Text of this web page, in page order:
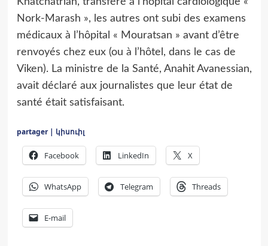
Nork-Marash », les autres ont subi des examens
médicaux à l’hôpital « Mouratsan » avant d’être
renvoyés chez eux (ou à l’hôtel, dans le cas de
Viken). La ministre de la Santé, Anahit Avanessian,
avait déclaré aux journalistes que leur état de
santé était satisfaisant.
partager | կիսուիլ
Facebook LinkedIn X
WhatsApp Telegram Threads
E-mail